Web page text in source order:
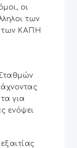
οι
των
των ΚΑΠΗ
για
ενόψει